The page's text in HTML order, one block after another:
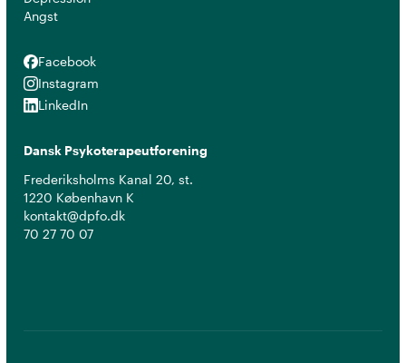
Angst
Facebook
Facebook
Instagram
Instagram
LinkedIn
LinkedIn
Dansk Psykoterapeutforening
Frederiksholms Kanal 20, st.
1220 København K
kontakt@dpfo.dk
70 27 70 07